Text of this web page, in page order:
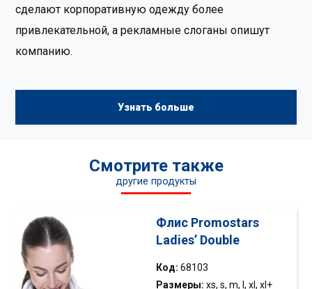
сделают корпоративную одежду более
привлекательной, а рекламные слоганы опишут
компанию.
Узнать больше
Смотрите также
другие продукты
Флис Promostars
Ladies’ Double
Код: 68103
Размеры: xs, s, m, l, xl, xl+